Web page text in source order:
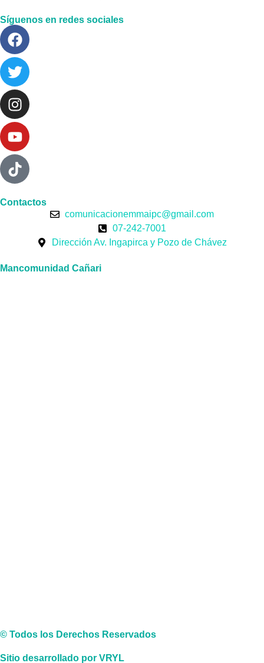
Síguenos en redes sociales
Contactos
comunicacionemmaipc@gmail.com
07-242-7001
Dirección Av. Ingapirca y Pozo de Chávez
Mancomunidad Cañari
© Todos los Derechos Reservados
Sitio desarrollado por VRYL